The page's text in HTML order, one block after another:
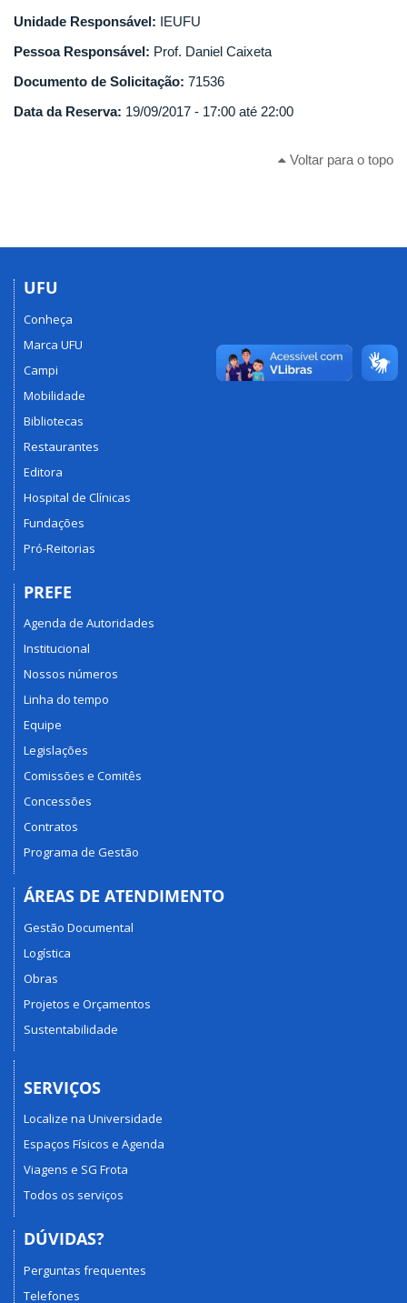
Unidade Responsável: IEUFU
Pessoa Responsável: Prof. Daniel Caixeta
Documento de Solicitação: 71536
Data da Reserva: 19/09/2017 - 17:00 até 22:00
Voltar para o topo
UFU
Conheça
Marca UFU
Campi
Mobilidade
Bibliotecas
Restaurantes
Editora
Hospital de Clínicas
Fundações
Pró-Reitorias
PREFE
Agenda de Autoridades
Institucional
Nossos números
Linha do tempo
Equipe
Legislações
Comissões e Comitês
Concessões
Contratos
Programa de Gestão
ÁREAS DE ATENDIMENTO
Gestão Documental
Logística
Obras
Projetos e Orçamentos
Sustentabilidade
SERVIÇOS
Localize na Universidade
Espaços Físicos e Agenda
Viagens e SG Frota
Todos os serviços
DÚVIDAS?
Perguntas frequentes
Telefones